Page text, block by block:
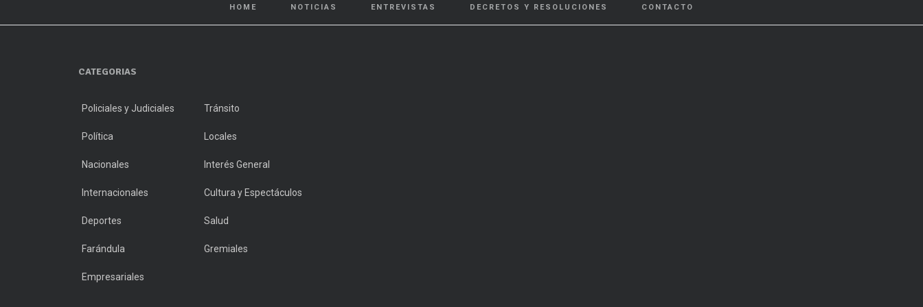
HOME NOTICIAS ENTREVISTAS DECRETOS Y RESOLUCIONES CONTACTO
CATEGORIAS
Policiales y Judiciales Tránsito
Política Locales
Nacionales Interés General
Internacionales Cultura y Espectáculos
Deportes Salud
Farándula Gremiales
Empresariales